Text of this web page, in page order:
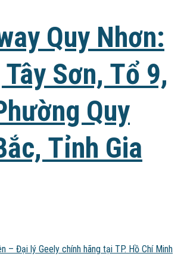
Quy Nhơn:
Sơn, Tổ 9,
Quy
Tỉnh Gia